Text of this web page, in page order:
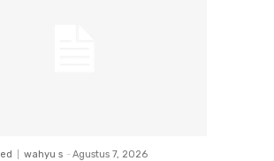
wahyu s - Agustus 7, 2026